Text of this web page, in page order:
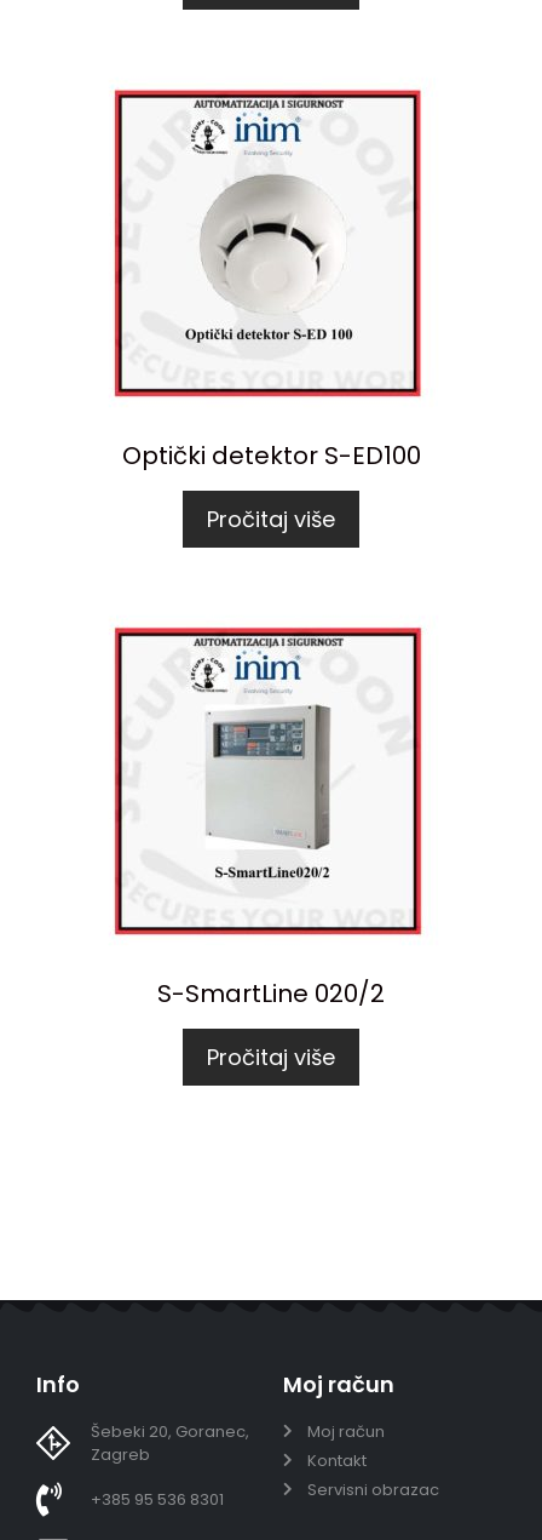
Optički detektor S-ED100
Pročitaj više
S-SmartLine 020/2
Pročitaj više
Info
Šebeki 20, Goranec,
Zagreb
+385 95 536 8301
Moj račun
Moj račun
Kontakt
Servisni obrazac